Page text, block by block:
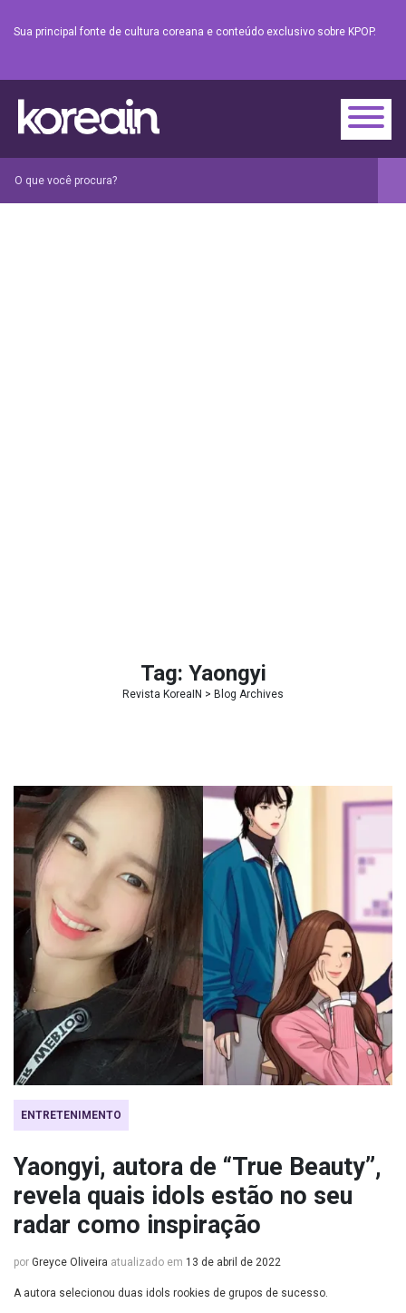
Sua principal fonte de cultura coreana e conteúdo exclusivo sobre KPOP.
Tag: Yaongyi
Revista KoreaIN > Blog Archives
ENTRETENIMENTO
Yaongyi, autora de “True Beauty”,
revela quais idols estão no seu
radar como inspiração
por Greyce Oliveira atualizado em 13 de abril de 2022
A autora selecionou duas idols rookies de grupos de sucesso.